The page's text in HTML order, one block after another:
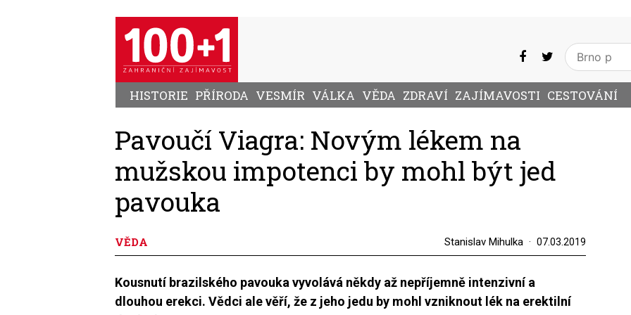
HISTORIE PŘÍRODA VESMÍR VÁLKA VĚDA ZDRAVÍ ZAJÍMAVOSTI CESTOVÁNÍ
Pavoučí Viagra: Novým lékem na
mužskou impotenci by mohl být jed
pavouka
VĚDA Stanislav Mihulka 07.03.2019
Kousnutí brazilského pavouka vyvolává někdy až nepříjemně intenzivní a
dlouhou erekci. Vědci ale věří, že z jeho jedu by mohl vzniknout lék na erektilní